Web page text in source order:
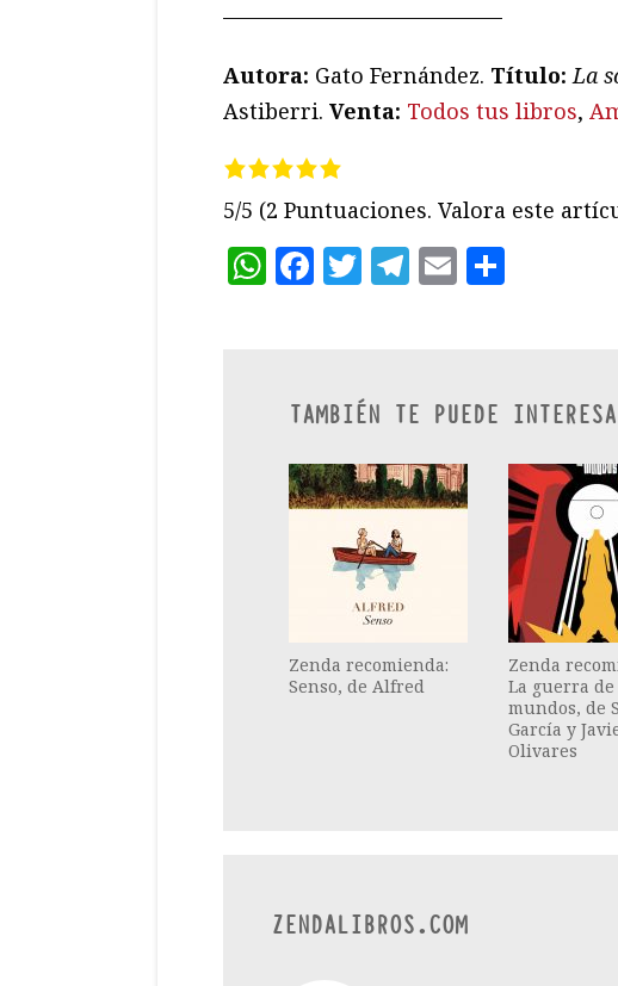
—————————————
Autora: Gato Fernández. Título: La
Astiberri. Venta: Todos tus libros,
5/5 (2 Puntuaciones. Valora este
WhatsApp
Facebook
Twitter
Telegram
Email
TAMBIÉN TE PUEDE
Zenda recomienda:
Senso, de Alfred
Zenda
La guerra de
mundos, de
García y
Olivares
ZENDALIBROS.COM